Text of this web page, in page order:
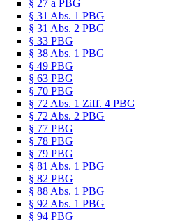
§ 27 a PBG
§ 31 Abs. 1 PBG
§ 31 Abs. 2 PBG
§ 33 PBG
§ 38 Abs. 1 PBG
§ 49 PBG
§ 63 PBG
§ 70 PBG
§ 72 Abs. 1 Ziff. 4 PBG
§ 72 Abs. 2 PBG
§ 77 PBG
§ 78 PBG
§ 79 PBG
§ 81 Abs. 1 PBG
§ 82 PBG
§ 88 Abs. 1 PBG
§ 92 Abs. 1 PBG
§ 94 PBG